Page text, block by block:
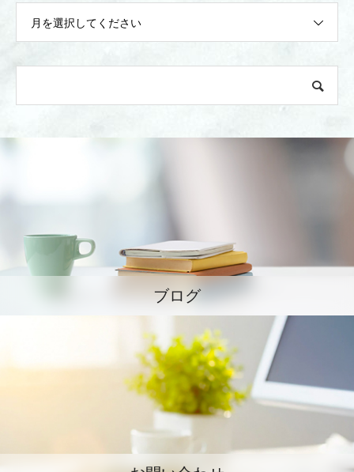
月を選択してください
ブログ